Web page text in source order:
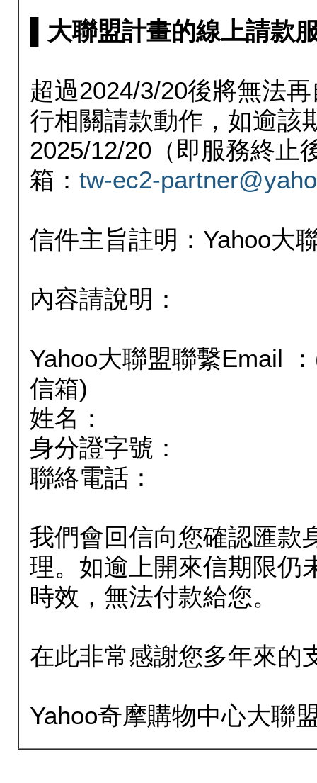
▌大聯盟計畫的線上請款
超過2024/3/20後將無法
行相關請款動作，如逾該
2025/12/20（即服務終止
箱： tw-ec2-
信件主旨註明：Yahoo大
內容請說明：
Yahoo大聯盟聯繫Email
信箱)
姓名：
身分證字號：
聯絡電話：
我們會回信向您確認匯款
理。如逾上開來信期限仍
時效，無法付款給您。
在此非常感謝您多年來的
Yahoo奇摩購物中心大